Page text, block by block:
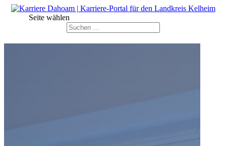
Seite wählen